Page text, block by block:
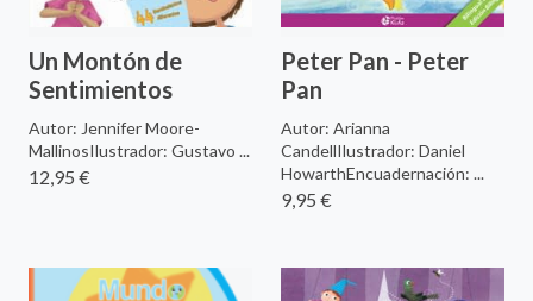
Un Montón de
Sentimientos
Autor: Jennifer Moore-
MallinosIlustrador: Gustavo ...
12,95 €
Peter Pan - Peter
Pan
Autor: Arianna
CandellIlustrador: Daniel
HowarthEncuadernación: ...
9,95 €